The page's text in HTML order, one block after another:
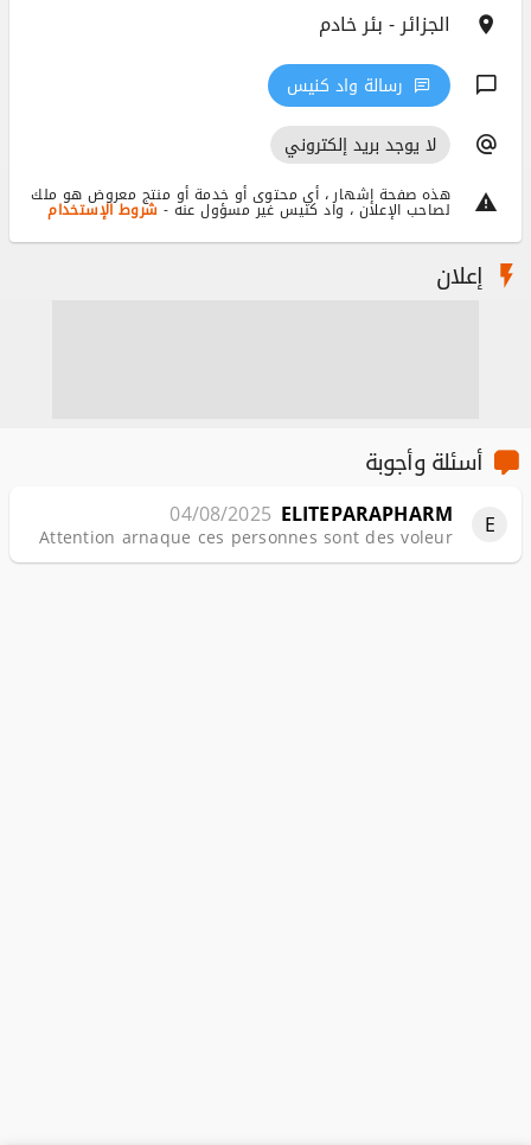
الجزائر - بئر خادم
رسالة واد كنيس
لا يوجد بريد إلكتروني
هذه صفحة إشهار ، أي محتوى أو خدمة أو منتج معروض هو ملك
لصاحب الإعلان ، واد كنيس غير مسؤول عنه - شروط الإستخدام
إعلان
أسئلة وأجوبة
E
ELITEPARAPHARM
04/08/2025
Attention arnaque ces personnes sont des voleur